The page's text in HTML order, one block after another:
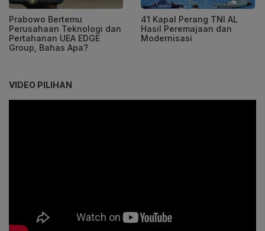
Prabowo Bertemu
Perusahaan Teknologi dan
Pertahanan UEA EDGE
Group, Bahas Apa?
41 Kapal Perang TNI AL
Hasil Peremajaan dan
Modernisasi
VIDEO PILIHAN